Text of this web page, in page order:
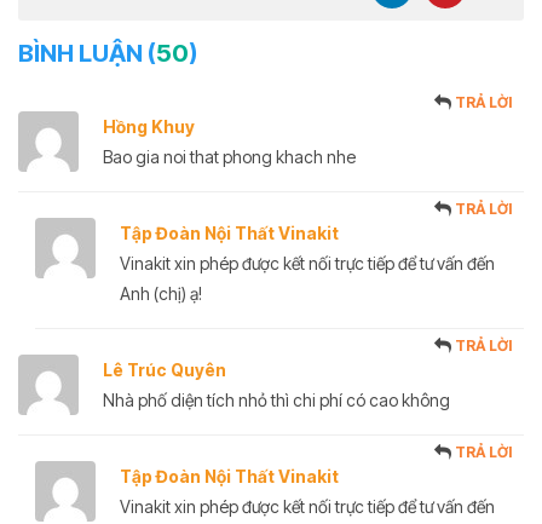
BÌNH LUẬN (50)
Hồng Khuy
TRẢ LỜI
Bao gia noi that phong khach nhe
Tập Đoàn Nội Thất Vinakit
TRẢ LỜI
Vinakit xin phép được kết nối trực tiếp để tư vấn đến
Anh (chị) ạ!
Lê Trúc Quyên
TRẢ LỜI
Nhà phố diện tích nhỏ thì chi phí có cao không
Tập Đoàn Nội Thất Vinakit
TRẢ LỜI
Vinakit xin phép được kết nối trực tiếp để tư vấn đến